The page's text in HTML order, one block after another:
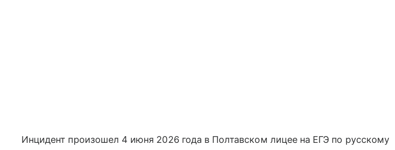
Инцидент произошел 4 июня 2026 года в Полтавском лицее на ЕГЭ по русскому